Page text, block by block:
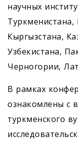
научных
Туркменистана,
Кыргызстана,
Узбекистана,
Черногории,
В рамках
ознакомлены с
туркменского